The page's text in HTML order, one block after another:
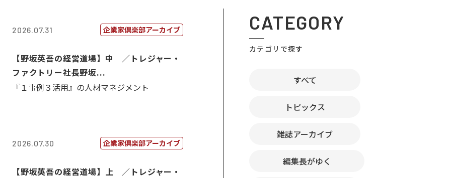
2026.07.31 企業家倶楽部アーカイブ
【野坂英吾の経営道場】中 ／トレジャー・
ファクトリー社長野坂...
『１事例３活用』の人材マネジメント
2026.07.30 企業家倶楽部アーカイブ
【野坂英吾の経営道場】上 ／トレジャー・
CATEGORY
カテゴリで探す
すべて
トピックス
雑誌アーカイブ
編集長がゆく